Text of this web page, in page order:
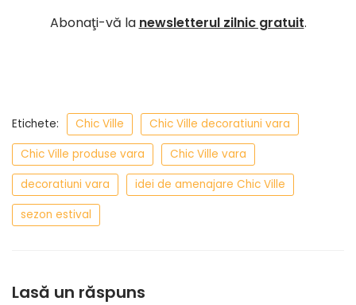
Abonaţi-vă la newsletterul zilnic gratuit.
Etichete: Chic Ville
Chic Ville decoratiuni vara
Chic Ville produse vara
Chic Ville vara
decoratiuni vara
idei de amenajare Chic Ville
sezon estival
Lasă un răspuns